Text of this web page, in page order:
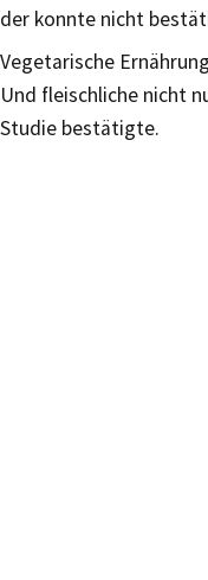
der konnte nicht
Vegetarische
Und fleischliche nicht
Studie bestätigte.